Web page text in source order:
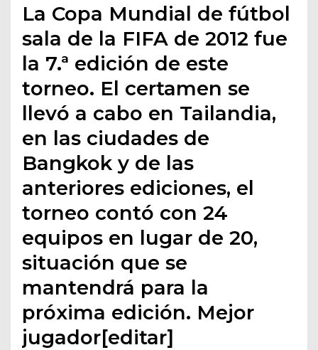
La Copa Mundial de fútbol
sala de la FIFA de 2012 fue
la 7.ª edición de este
torneo. El certamen se
llevó a cabo en Tailandia,
en las ciudades de
Bangkok y de las
anteriores ediciones, el
torneo contó con 24
equipos en lugar de 20,
situación que se
mantendrá para la
próxima edición.​ Mejor
jugador[editar]